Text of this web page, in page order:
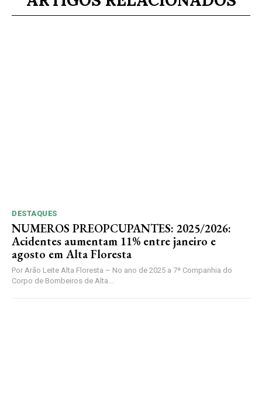
DESTAQUES
NUMEROS PREOPCUPANTES: 2025/2026:
Acidentes aumentam 11% entre janeiro e
agosto em Alta Floresta
Por Arão Leite Alta Floresta – No ano de 2025 a 7ª Companhia do
Corpo de Bombeiros de Alta...